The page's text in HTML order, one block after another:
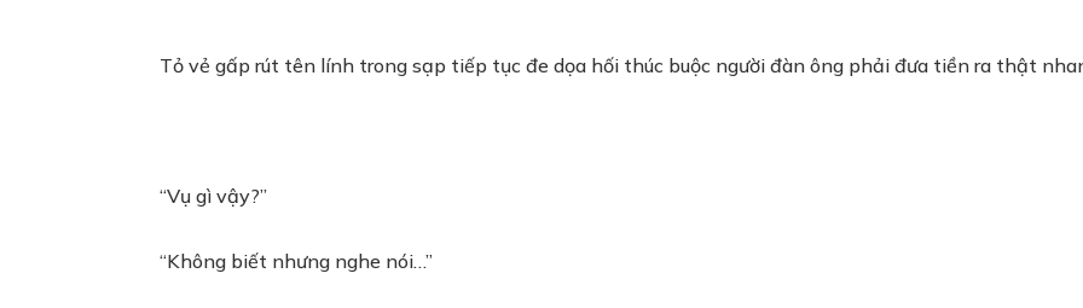
Tỏ vẻ gấp rút tên lính trong sạp tiếp tục đe dọa hối thúc buộc người đàn ông phải đưa tiền ra thật
“Vụ gì vậy?”
“Không biết nhưng nghe nói…”